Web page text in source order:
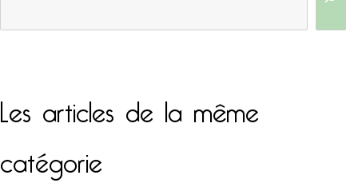
Les articles de la même
catégorie